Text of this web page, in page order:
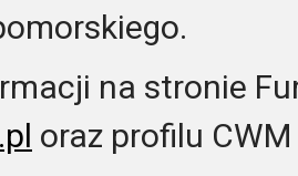
na stronie
oraz profilu